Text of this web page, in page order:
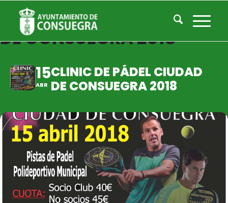
CLINIC DE PÁDEL CIUDAD
DE CONSUEGRA 2018
15
ABR
CLINIC DE PÁDEL CIUDAD
DE CONSUEGRA 2018